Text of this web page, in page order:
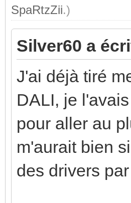
SpaRtzZii.)
Silver60 a
J'ai déjà tiré
DALI, je
pour aller au
m'aurait bien
des drivers